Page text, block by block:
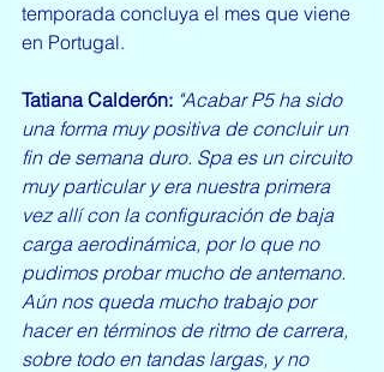
temporada concluya el mes que viene
en Portugal.
Tatiana Calderón: "Acabar P5 ha sido
una forma muy positiva de concluir un
fin de semana duro. Spa es un circuito
muy particular y era nuestra primera
vez allí con la configuración de baja
carga aerodinámica, por lo que no
pudimos probar mucho de antemano.
Aún nos queda mucho trabajo por
hacer en términos de ritmo de carrera,
sobre todo en tandas largas, y no